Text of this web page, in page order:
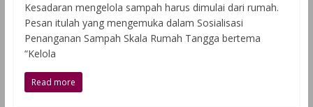
Kesadaran mengelola sampah harus dimulai dari rumah.
Pesan itulah yang mengemuka dalam Sosialisasi
Penanganan Sampah Skala Rumah Tangga bertema
“Kelola
Read more